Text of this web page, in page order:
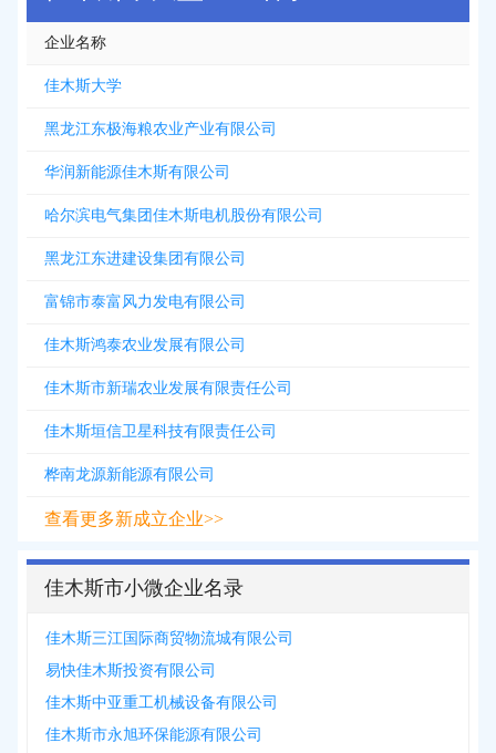
企业名称
佳木斯大学
黑龙江东极海粮农业产业有限公司
华润新能源佳木斯有限公司
哈尔滨电气集团佳木斯电机股份有限公司
黑龙江东进建设集团有限公司
富锦市泰富风力发电有限公司
佳木斯鸿泰农业发展有限公司
佳木斯市新瑞农业发展有限责任公司
佳木斯垣信卫星科技有限责任公司
桦南龙源新能源有限公司
查看更多新成立企业>>
佳木斯市小微企业名录
佳木斯三江国际商贸物流城有限公司
易快佳木斯投资有限公司
佳木斯中亚重工机械设备有限公司
佳木斯市永旭环保能源有限公司